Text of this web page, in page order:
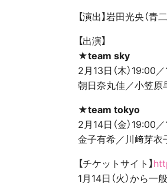
【演出】岩田光央（青
【出演】
★team sky
2月13日（木）19:00
朝日奈丸佳／小笠
★team tokyo
2月14日（金）19:00
金子有希／川﨑芽
【チケットサイト】
1月14日（火）から一